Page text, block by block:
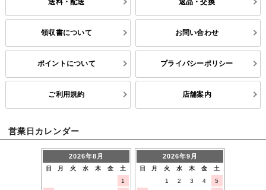
領収書について お問い合わせ
ポイントについて プライバシーポリシー
ご利用規約 店舗案内
営業日カレンダー
2026年8月
日 月 火 水 木 金
土
1
2026年9月
日 月 火 水 木 金
土
1
2 3 4
5